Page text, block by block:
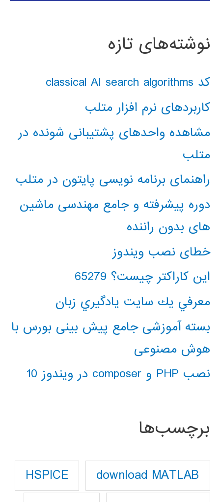
نوشته‌های تازه
کد classical AI search algorithms
کاربردهای نرم افزار متلب
مشاهده واحدهای پشتیبانی شونده در
متلب
راهنمای برنامه نویسی پایتون در متلب
دوره پیشرفته و جامع مهندسی ماشین
های بدون راننده
خطای نصب ویندوز
این کاراکتر چیست؟ 65279
معرفي يك سايت يادگيري زبان
بسته آموزشی جامع پیش بینی بورس با
هوش مصنوعی
نصب PHP و composer در ویندوز 10
برچسب‌ها
download MATLAB
HSPICE